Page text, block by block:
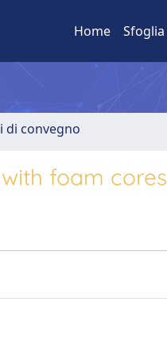
Home Sfoglia
di convegno
foam cores